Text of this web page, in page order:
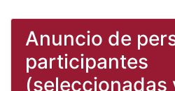
Anuncio de
participantes
(seleccionadas